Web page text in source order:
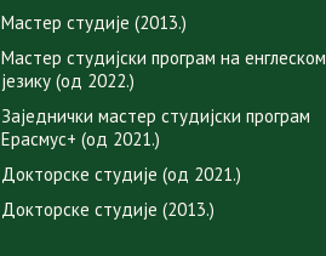
Мастер студије (2013.)
Мастер студијски програм на енглеском
језику (од 2022.)
Заједнички мастер студијски програм
Ерасмус+ (од 2021.)
Докторске студије (од 2021.)
Докторске студије (2013.)